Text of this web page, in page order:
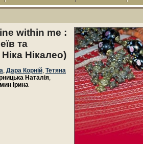
within me :
та
Нікалео)
, Дара Корній, Тетяна
Наталія,
Ірина